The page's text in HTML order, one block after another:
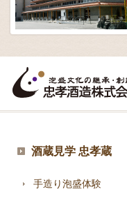
酒蔵見学 忠孝蔵
手造り泡盛体験